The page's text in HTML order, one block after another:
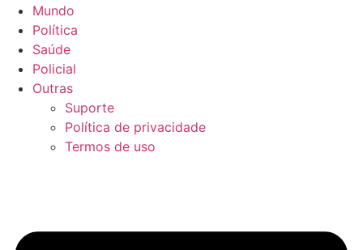
Mundo
Política
Saúde
Policial
Outras
Suporte
Política de privacidade
Termos de uso